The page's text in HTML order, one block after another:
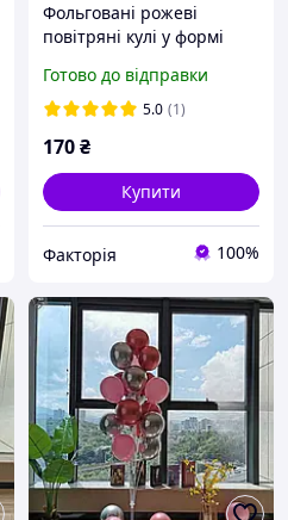
Фольговані рожеві
повітряні кулі у формі
Готово до відправки
5.0 (1)
170₴
Купити
Факторія 100%